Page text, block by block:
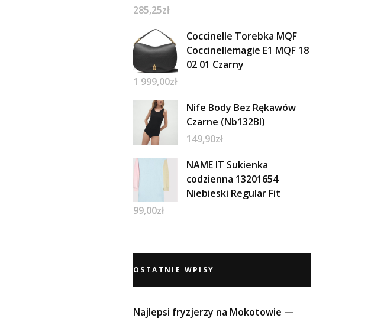
285,25zł
Coccinelle Torebka MQF
Coccinellemagie E1 MQF 18
02 01 Czarny
1 999,00zł
Nife Body Bez Rękawów
Czarne (Nb132Bl)
149,90zł
NAME IT Sukienka
codzienna 13201654
Niebieski Regular Fit
99,00zł
OSTATNIE WPISY
Najlepsi fryzjerzy na Mokotowie —